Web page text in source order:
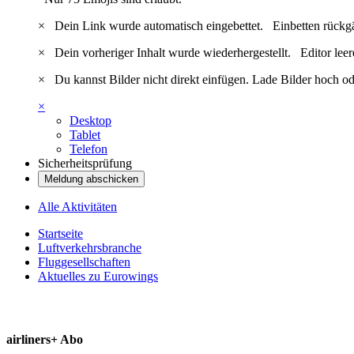
×
Dein Link wurde automatisch eingebettet. Einbetten
×
Dein vorheriger Inhalt wurde wiederhergestellt. Editor
×
Du kannst Bilder nicht direkt einfügen. Lade Bilder hoch
×
Desktop
Tablet
Telefon
Sicherheitsprüfung
Meldung abschicken
Alle Aktivitäten
Startseite
Luftverkehrsbranche
Fluggesellschaften
Aktuelles zu Eurowings
airliners+ Abo